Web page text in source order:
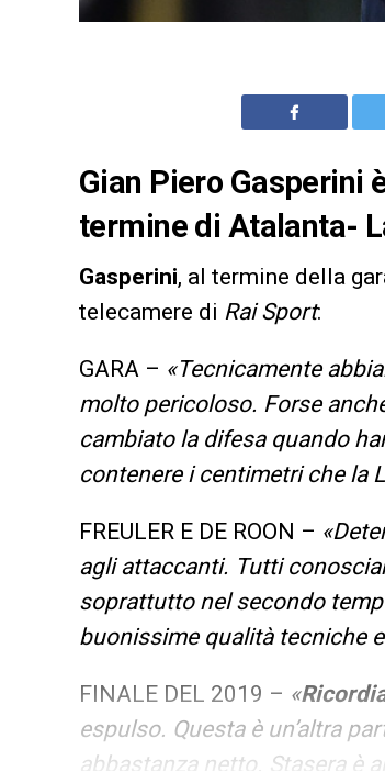
Gian Piero Gasperini
termine di Atalanta-
Gasperini, al termine della
telecamere di Rai Sport:
GARA – «Tecnicamente
molto pericoloso. Forse
cambiato la difesa quando
contenere i centimetri che la
FREULER E DE ROON –
agli attaccanti. Tutti
soprattutto nel secondo
buonissime qualità tecniche
FINALE DEL 2019 – «
espulso. Questa è un’altra
abbastanza netto. Stasera è